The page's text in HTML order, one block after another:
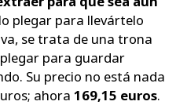
plegar para llevártelo
se trata de una trona
para guardar
Su precio no está nada
ahora 169,15 euros.